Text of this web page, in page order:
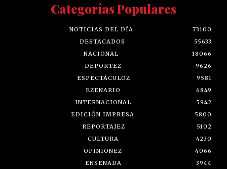
Categorías Populares
NOTICIAS DEL DÍA
73100
DESTACADOS
55633
NACIONAL
18066
DEPORTEZ
9626
ESPECTÁCULOZ
9581
EZENARIO
6849
INTERNACIONAL
5942
EDICIÓN IMPRESA
5800
REPORTAJEZ
5102
CULTURA
4230
OPINIONEZ
4066
ENSENADA
3944